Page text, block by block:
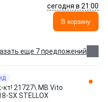
сегодня в 21:00
В корзину
еще 7 предложений
21727\ MB Vito
SX STELLOX